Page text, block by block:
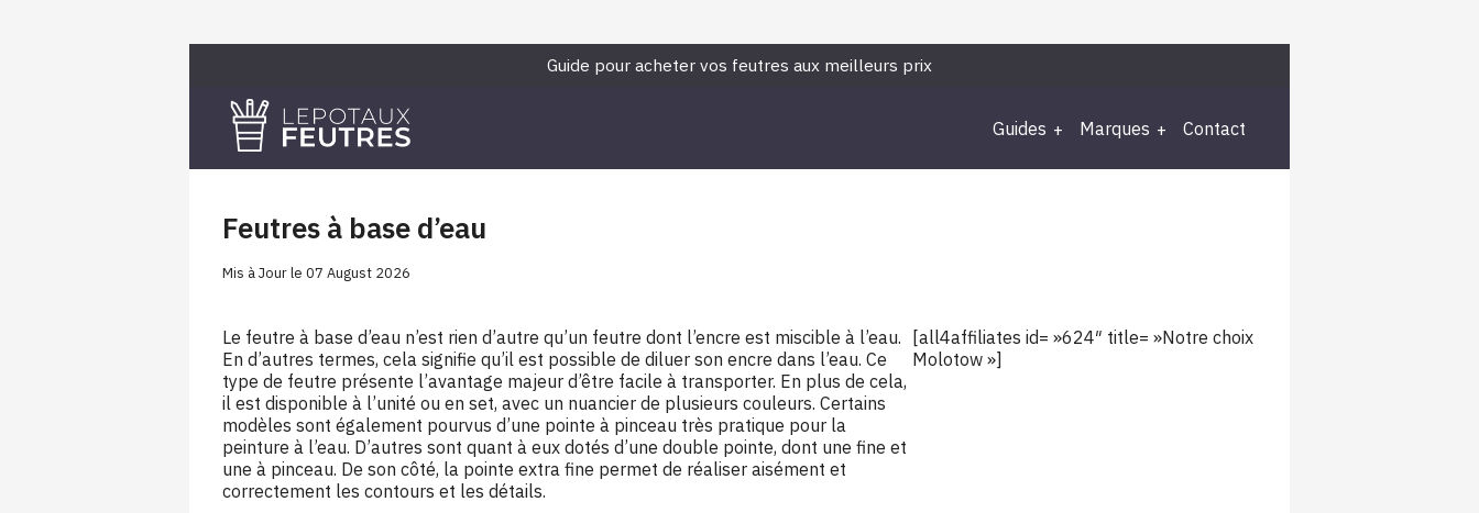
content
Guide pour acheter vos feutres aux meilleurs prix
Le pot aux feutres Guides Marques Contact
Feutres à base d’eau
Mis à Jour le 07 August 2026
Le feutre à base d’eau n’est rien d’autre qu’un feutre dont l’encre est miscible à l’eau.
En d’autres termes, cela signifie qu’il est possible de diluer son encre dans l’eau. Ce
type de feutre présente l’avantage majeur d’être facile à transporter. En plus de cela,
il est disponible à l’unité ou en set, avec un nuancier de plusieurs couleurs. Certains
modèles sont également pourvus d’une pointe à pinceau très pratique pour la
peinture à l’eau. D’autres sont quant à eux dotés d’une double pointe, dont une fine et
une à pinceau. De son côté, la pointe extra fine permet de réaliser aisément et
correctement les contours et les détails.
[all4affiliates id= »624″ title= »Notre choix
Molotow »]